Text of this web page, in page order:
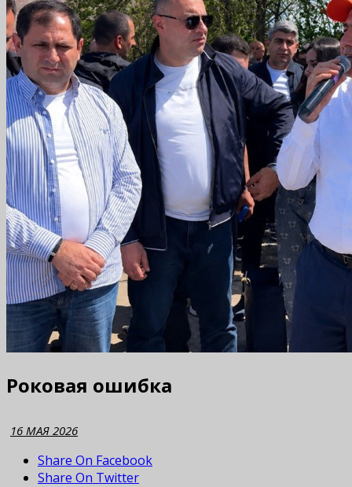
Роковая ошибка
16 МАЯ 2026
Share On Facebook
Share On Twitter